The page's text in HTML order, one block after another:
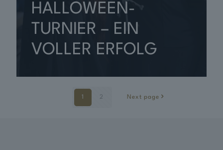
HALLOWEEN-
TURNIER – EIN
VOLLER ERFOLG
1 2 Next page